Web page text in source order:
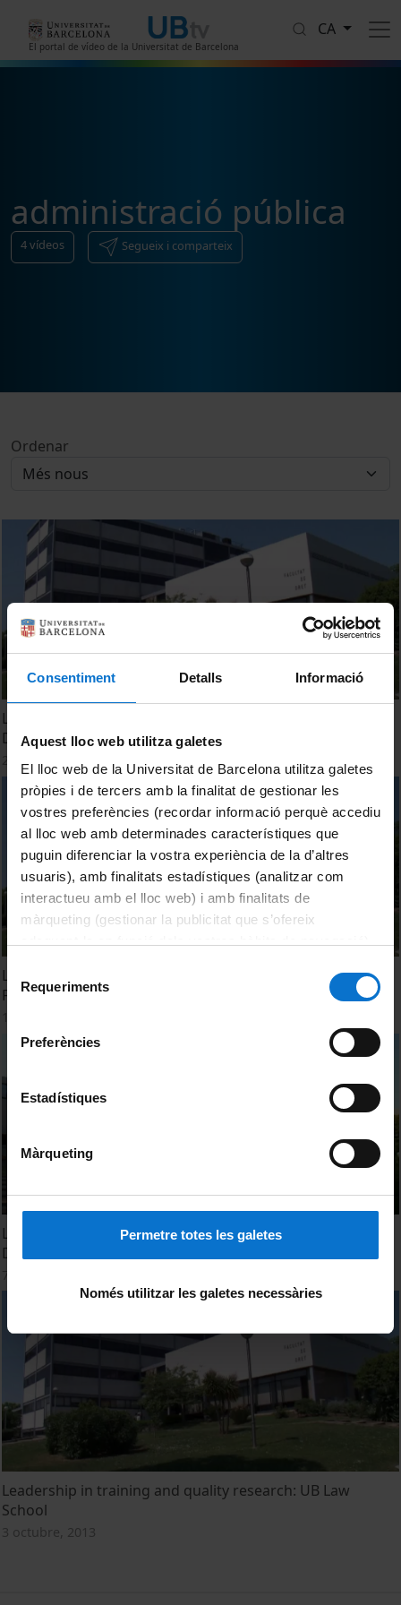
Consentiment Detalls Informació
Aquest lloc web utilitza galetes
El lloc web de la Universitat de Barcelona utilitza galetes
pròpies i de tercers amb la finalitat de gestionar les
vostres preferències (recordar informació perquè accediu
al lloc web amb determinades característiques que
puguin diferenciar la vostra experiència de la d’altres
usuaris), amb finalitats estadístiques (analitzar com
interactueu amb el lloc web) i amb finalitats de
màrqueting (gestionar la publicitat que s’ofereix
consultar laPolítica de galetes del lloc web de la
de Requeriments
Preferències
Estadístiques
Màrqueting
Permetre totes les galetes
Només utilitzar les galetes necessàries
El portal de vídeo de la Universitat de Barcelona
CA
administració pública
4vídeos Segueix i comparteix
Ordenar
Lideratge en formació i recerca de qualitat: Facultat de
Dret (UB)
21 octubre, 2013
Liderazgo en formación e investigación de calidad:
Facultad de Derecho (UB)
Lideratge en formació i recerca de qualitat: Facultat de
Dret (UB). Resum
Leadership in training and quality research: UB Law
School
3 octubre, 2013